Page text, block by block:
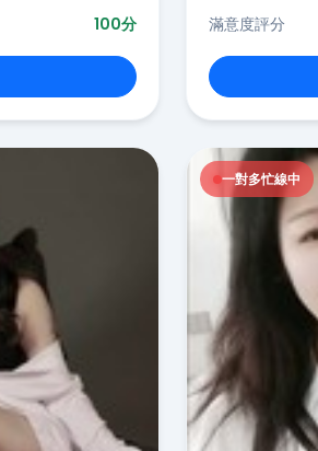
100分
滿意度評分
一對多忙線中